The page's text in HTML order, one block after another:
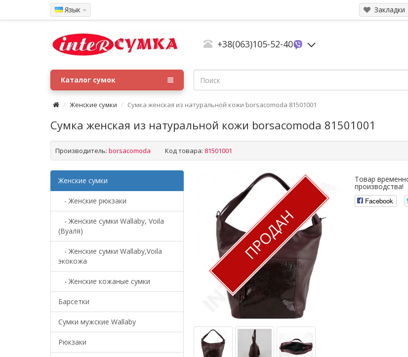
Язык Закладки
+38(063)105-52-40
Каталог сумок
Женские сумки Сумка женская из натуральной кожи borsacomoda 81501001
Сумка женская из натуральной кожи borsacomoda 81501001
Производитель: borsacomoda Код товара: 81501001
Женские сумки
- Женские рюкзаки
- Женские сумки Wallaby, Voila
(Вуаля)
- Женские сумки Wallaby,Voila
экокожа
- Женские кожаные сумки
Барсетки
Cумки мужские Wallaby
Рюкзаки
ПРОДАН
Товар
производства!
Facebook